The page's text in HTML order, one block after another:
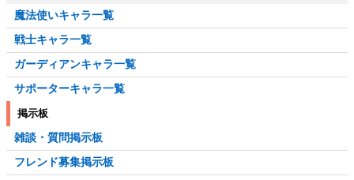
魔法使いキャラ一覧
戦士キャラ一覧
ガーディアンキャラ一覧
サポーターキャラ一覧
掲示板
雑談・質問掲示板
フレンド募集掲示板